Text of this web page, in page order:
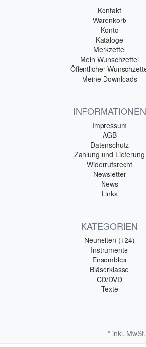
Kontakt
Warenkorb
Konto
Kataloge
Merkzettel
Mein Wunschzettel
Öffentlicher
Meine Downloads
INFORMATIONEN
Impressum
AGB
Datenschutz
Zahlung und Lieferung
Widerrufsrecht
Newsletter
News
Links
KATEGORIEN
Neuheiten (124)
Instrumente
Ensembles
Bläserklasse
CD/DVD
Texte
* inkl.